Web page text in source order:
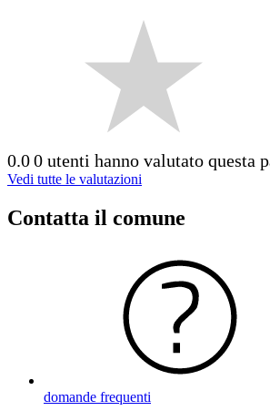
0.00 utenti hanno valutato questa
Vedi tutte le valutazioni
Contatta il comune
domande frequenti